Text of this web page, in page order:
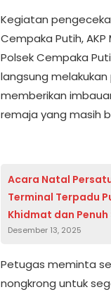
Kegiatan
Cempaka Putih,
Polsek Cempaka
langsung
memberikan
remaja yang masih
Acara Natal
Terminal Terpadu
Khidmat dan
Desember 13, 2025
Petugas meminta
nongkrong untuk